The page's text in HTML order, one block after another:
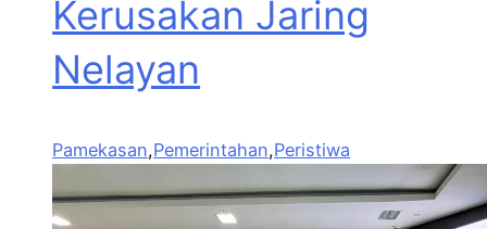
Kerusakan Jaring
Nelayan
Pamekasan,Pemerintahan,Peristiwa